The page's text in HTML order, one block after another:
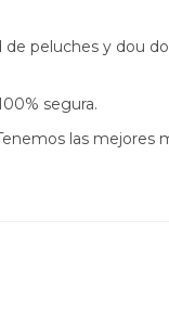
peluches y dou
segura.
las mejores